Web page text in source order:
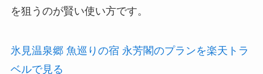
を狙うのが賢い使い方です。
氷見温泉郷 魚巡りの宿 永芳閣のプランを楽天トラ
ベルで見る